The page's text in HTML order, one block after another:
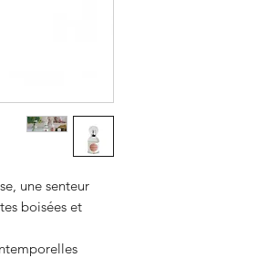
une senteur
boisées et